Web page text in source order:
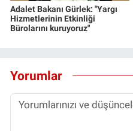
Adalet Bakanı Gürlek: "Yargı
Hizmetlerinin Etkinliği
Bürolarını kuruyoruz"
Yorumlar